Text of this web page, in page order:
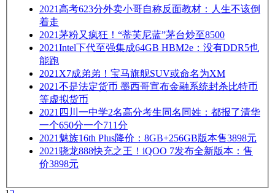
2021高考623分外卖小哥自称反面教材：人生不该倒
着走
2021茅粉又疯狂！“蒂芙尼蓝”茅台炒至8500
2021Intel下代至强集成64GB HBM2e：没有DDR5也
能跑
2021 X7成弟弟！宝马旗舰SUV或命名为XM
2021不是法定货币 墨西哥宣布金融系统封杀比特币
等虚拟货币
2021 四川一中学2名高分考生同名同姓：都报了清华
一个650分一个711分
2021 魅族16th Plus降价：8GB+256GB版本售3898元
2021骁龙888快充之王！iQOO 7发布全新版本：售
价3898元